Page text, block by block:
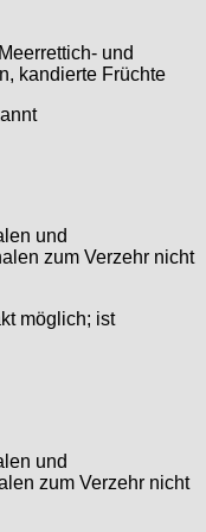
und
kandierte Früchte
und
zum Verzehr nicht
möglich; ist
und
zum Verzehr nicht